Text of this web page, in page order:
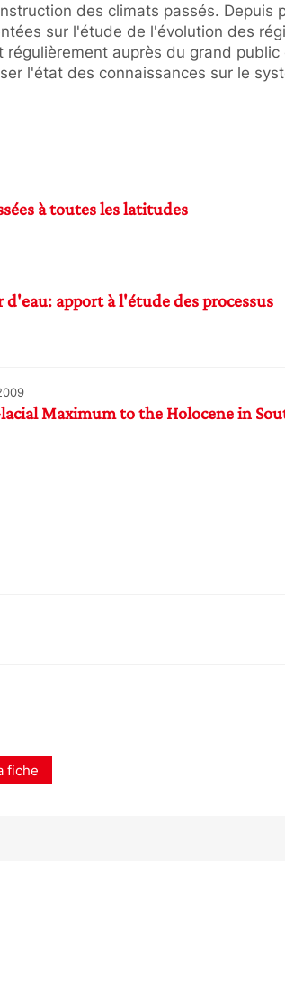
des climats passés. Depuis
sur l'étude de l'évolution des
auprès du grand public
l'état des connaissances sur le
à toutes les latitudes
apport à l'étude des processus
Maximum to the Holocene in
fiche